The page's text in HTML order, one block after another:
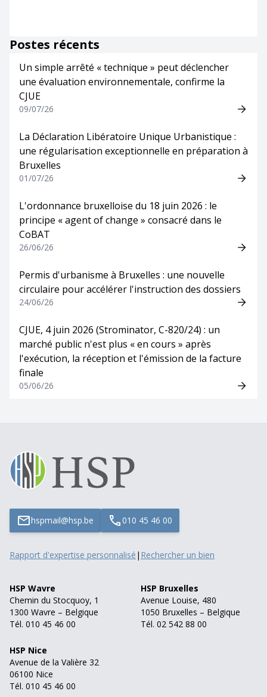
Postes récents
Un simple arrêté « technique » peut déclencher
une évaluation environnementale, confirme la
CJUE
09/07/26
La Déclaration Libératoire Unique Urbanistique :
une régularisation exceptionnelle en préparation à
Bruxelles
01/07/26
L'ordonnance bruxelloise du 18 juin 2026 : le
principe « agent of change » consacré dans le
CoBAT
26/06/26
Permis d'urbanisme à Bruxelles : une nouvelle
circulaire pour accélérer l'instruction des dossiers
24/06/26
CJUE, 4 juin 2026 (Strominator, C-820/24) : un
marché public n'est plus « en cours » après
l'exécution, la réception et l'émission de la facture
finale
05/06/26
hspmail@hsp.be 010 45 46 00
Rapport d'expertise personnalisé | Rechercher un bien
HSP Wavre
Chemin du Stocquoy, 1
1300 Wavre – Belgique
Tél. 010 45 46 00
HSP Bruxelles
Avenue Louise, 480
1050 Bruxelles – Belgique
Tél. 02 542 88 00
HSP Nice
Avenue de la Valière 32
06100 Nice
Tél. 010 45 46 00